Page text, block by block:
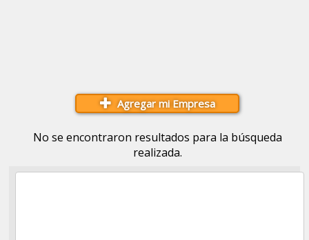
Agregar mi Empresa
No se encontraron resultados para la búsqueda
realizada.